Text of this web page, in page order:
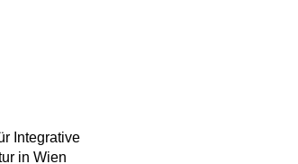
Integrative
in Wien